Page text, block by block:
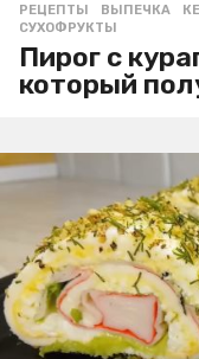
РЕЦЕПТЫ ВЫПЕЧКА ,
СУХОФРУКТЫ
Пирог с
который